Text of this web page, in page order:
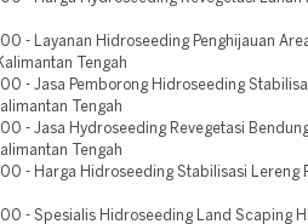
- Layanan Hidroseeding Penghijauan
Tengah
- Jasa Pemborong Hidroseeding
Tengah
- Jasa Hydroseeding Revegetasi
Tengah
- Harga Hidroseeding Stabilisasi Lereng
- Spesialis Hidroseeding Land Scaping